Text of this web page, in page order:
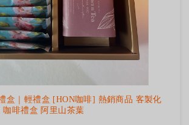
盒｜輕禮盒 [HON咖啡] 熱銷商品 客製化
咖啡禮盒 阿里山茶葉